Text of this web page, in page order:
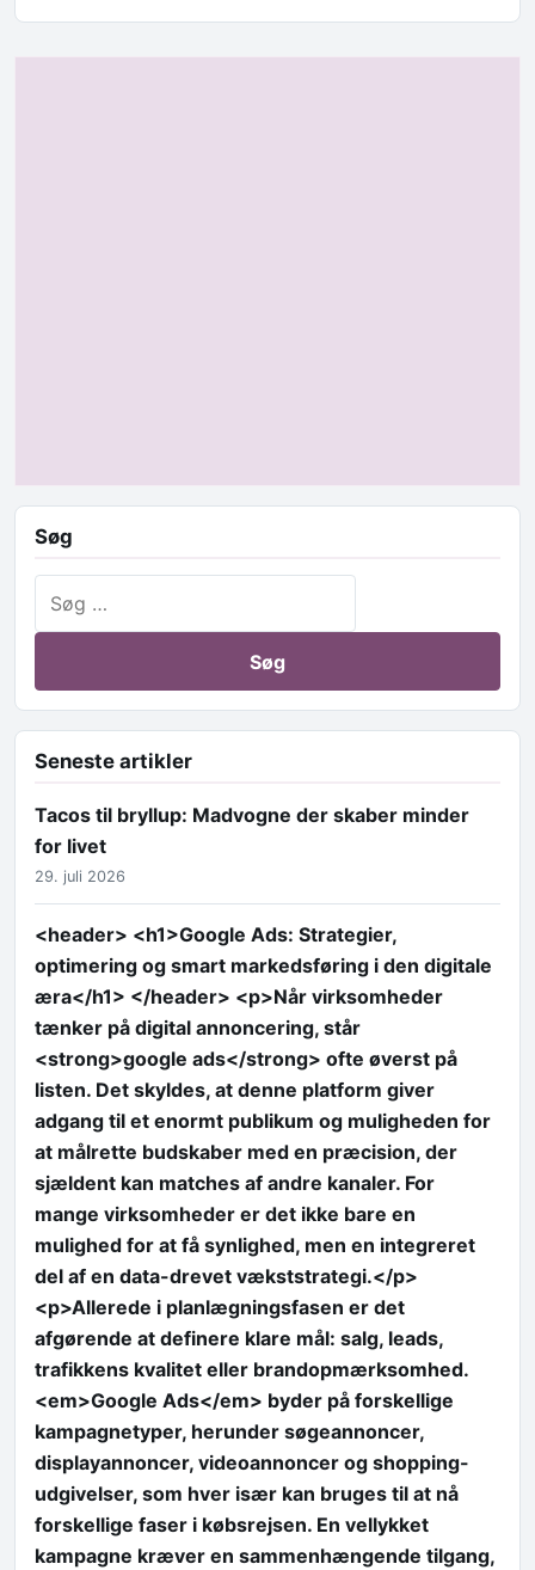
Søg
Seneste artikler
Tacos til bryllup: Madvogne der skaber minder
for livet
29. juli 2026
<header> <h1>Google Ads: Strategier,
optimering og smart markedsføring i den digitale
æra</h1> </header> <p>Når virksomheder
tænker på digital annoncering, står
<strong>google ads</strong> ofte øverst på
listen. Det skyldes, at denne platform giver
adgang til et enormt publikum og muligheden for
at målrette budskaber med en præcision, der
sjældent kan matches af andre kanaler. For
mange virksomheder er det ikke bare en
mulighed for at få synlighed, men en integreret
del af en data-drevet vækststrategi.</p>
<p>Allerede i planlægningsfasen er det
afgørende at definere klare mål: salg, leads,
trafikkens kvalitet eller brandopmærksomhed.
<em>Google Ads</em> byder på forskellige
kampagnetyper, herunder søgeannoncer,
displayannoncer, videoannoncer og shopping-
udgivelser, som hver især kan bruges til at nå
forskellige faser i købsrejsen. En vellykket
kampagne kræver en sammenhængende tilgang,